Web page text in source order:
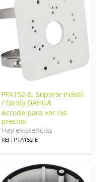
PFA152-E. Soporte mástil
/ farola DAHUA
Accede para ver los
precios
Hay existencias
REF: PFA152-E